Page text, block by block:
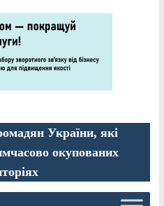
України, які
окупованих